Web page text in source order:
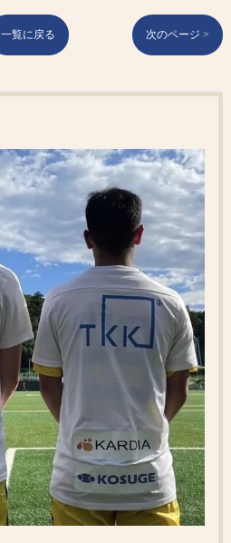
一覧に戻る 次のページ >